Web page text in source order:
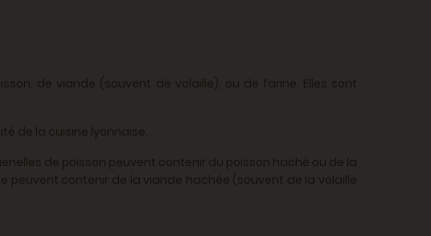
de viande (souvent de volaille), ou de farine. Elles sont
de la cuisine lyonnaise.
de poisson peuvent contenir du poisson haché ou de la
peuvent contenir de la viande hachée (souvent de la volaille